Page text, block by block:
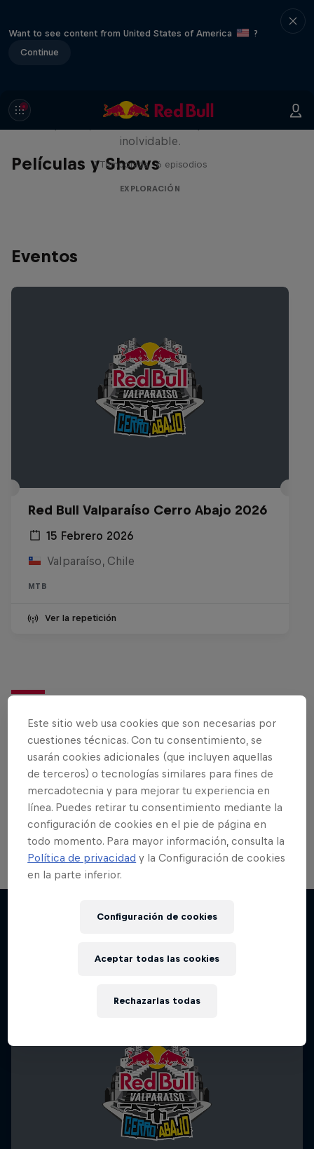
Want to see content from United States of America
?
Continue
Películas y Shows
Rob Warner’s Wild Rides
inolvidable.
1 Temporada · 6 episodios
EXPLORACIÓN
Eventos
Red Bull Valparaíso Cerro Abajo 2026
15 Febrero 2026
Valparaíso, Chile
MTB
Ver la repetición
¿Quieres ver más?
Bike
Welcome to the Bike Hub, where you will find an
action-packed collection of two-wheel films,
Este sitio web usa cookies que son necesarias por
cuestiones técnicas. Con tu consentimiento, se
usarán cookies adicionales (que incluyen aquellas
de terceros) o tecnologías similares para fines de
mercadotecnia y para mejorar tu experiencia en
línea. Puedes retirar tu consentimiento mediante la
configuración de cookies en el pie de página en
todo momento. Para mayor información, consulta la
Política de privacidad y la Configuración de cookies
en la parte inferior.
Configuración de cookies
Rechazarlas todas
Aceptar todas las cookies